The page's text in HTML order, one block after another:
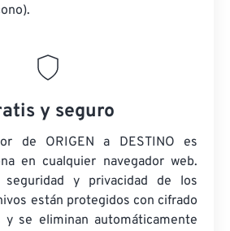
y seguro
de ORIGEN a DESTINO es
en cualquier navegador web.
seguridad y privacidad de los
están protegidos con cifrado
se eliminan automáticamente